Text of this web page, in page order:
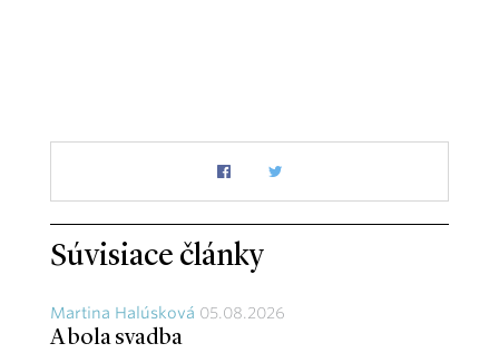
Súvisiace články
Martina Halúsková 05.08.2026
A bola svadba